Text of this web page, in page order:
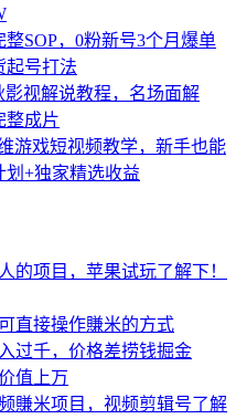
SOP，0粉新号3个月爆单
起号打法
视解说教程，名场面解
整成片
游戏短视频教学，新手也能
+独家精选收益
的项目，苹果试玩了解下！
直接操作賺米的方式
过千，价格差捞钱掘金
值上万
賺米项目，视频剪辑号了解